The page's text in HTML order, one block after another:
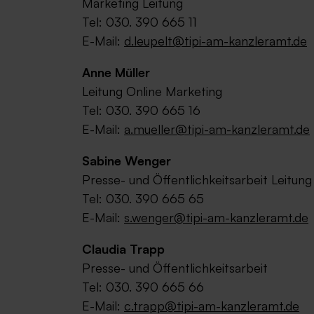
Marketing Leitung
Tel: 030. 390 665 11
E-Mail: d.leupelt@tipi-am-kanzleramt.de
Anne Müller
Leitung Online Marketing
Tel: 030. 390 665 16
E-Mail: a.mueller@tipi-am-kanzleramt.de
Sabine Wenger
Presse- und Öffentlichkeitsarbeit Leitung
Tel: 030. 390 665 65
E-Mail: s.wenger@tipi-am-kanzleramt.de
Claudia Trapp
Presse- und Öffentlichkeitsarbeit
Tel: 030. 390 665 66
E-Mail: c.trapp@tipi-am-kanzleramt.de